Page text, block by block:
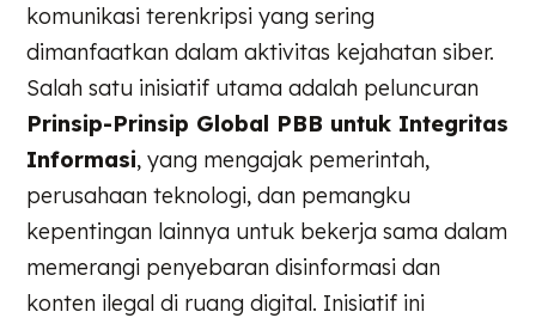
komunikasi terenkripsi yang sering
dimanfaatkan dalam aktivitas kejahatan siber.
Salah satu inisiatif utama adalah peluncuran
Prinsip-Prinsip Global PBB untuk Integritas
Informasi, yang mengajak pemerintah,
perusahaan teknologi, dan pemangku
kepentingan lainnya untuk bekerja sama dalam
memerangi penyebaran disinformasi dan
konten ilegal di ruang digital. Inisiatif ini